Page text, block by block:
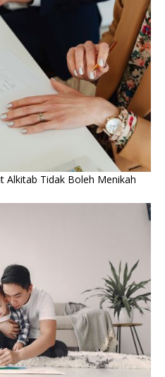
Alkitab Tidak Boleh Menikah